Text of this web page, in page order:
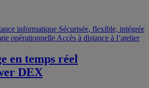
informatique Sécurisée, flexible, intégrée
opérationnelle Accès à distance à l’atelier
en temps réel
DEX